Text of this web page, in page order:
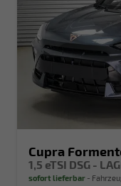
Cupra
1,5 eTSI DSG -
sofort lieferbar